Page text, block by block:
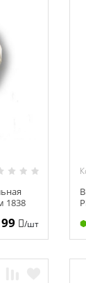
1838
/шт